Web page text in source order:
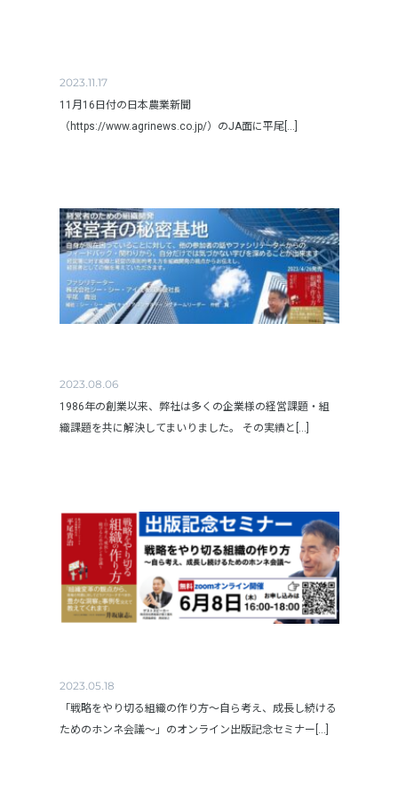
2023.11.17
11月16日付の日本農業新聞
（https://www.agrinews.co.jp/）のJA面に平尾[...]
2023.08.06
1986年の創業以来、弊社は多くの企業様の経営課題・組
織課題を共に解決してまいりました。 その実績と[...]
2023.05.18
「戦略をやり切る組織の作り方～自ら考え、成長し続ける
ためのホンネ会議～」のオンライン出版記念セミナー[...]